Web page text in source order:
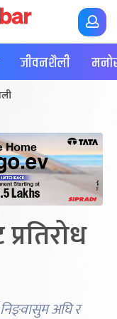
जीवनशैली
अघि र